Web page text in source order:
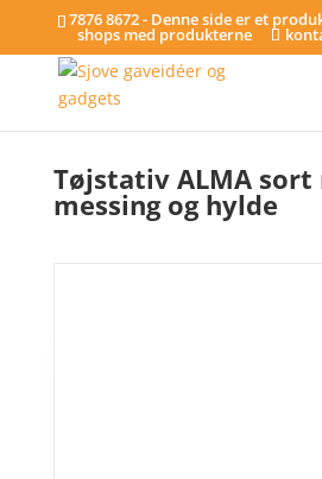
7876 8672 - Denne side er et
shops med produkterne
Tøjstativ ALMA sort
messing og hylde